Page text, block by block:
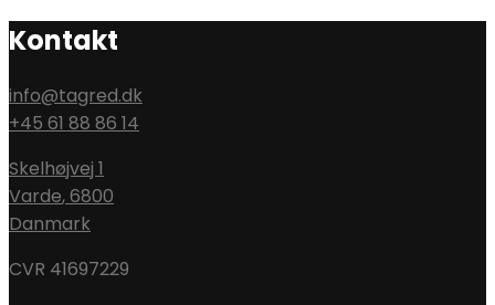
Kontakt
info@tagred.dk
+45 61 88 86 14
Skelhøjvej 1
Varde,6800
Danmark
CVR 41697229